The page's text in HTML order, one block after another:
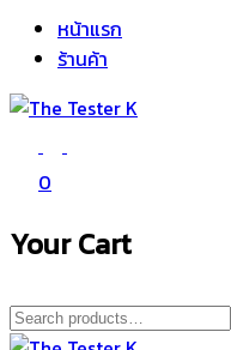
หน้าแรก
ร้านค้า
The Tester K
Korean cosmetics
0
Your Cart
Search
for: